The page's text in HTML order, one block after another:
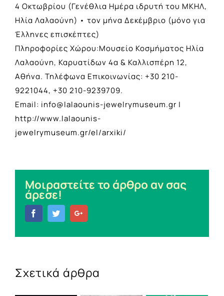
4 Οκτωβρίου (Γενέθλια Ημέρα ιδρυτή του ΜΚΗΛ,
Ηλία Λαλαούνη) • τον μήνα Δεκέμβριο (μόνο για
Έλληνες επισκέπτες)
Πληροφορίες Χώρου:Μουσείο Κοσμήματος Ηλία
Λαλαούνη, Καρυατίδων 4α & Καλλισπέρη 12,
Αθήνα. Τηλέφωνα Επικοινωνίας: +30 210-
9221044, +30 210-9239709.
Email: info@lalaounis-jewelrymuseum.gr |
http://www.lalaounis-
jewelrymuseum.gr/el/arxiki/
Μοιραστείτε το άρθρο αν σας
άρεσε!
FacebookTwitter
Σχετικά άρθρα